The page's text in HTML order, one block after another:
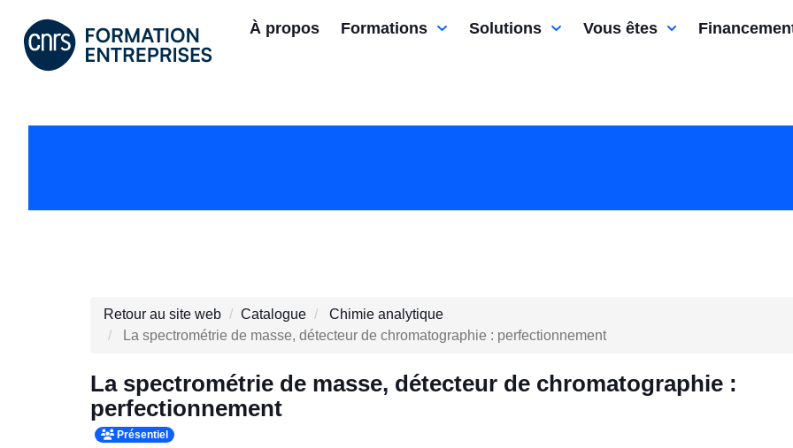
À propos Formations Solutions Vous êtes
Retour au site web Catalogue
Chimie analytique
La spectrométrie de masse, détecteur de chromatographie : perfectionnement
La spectrométrie de masse, détecteur de chromatographie :
perfectionnement
Présentiel